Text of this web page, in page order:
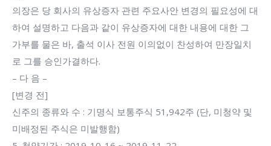
의장은 당 회사의 유상증자 관련 주요사안 변경의 필요성에 대
하여 설명하고 다음과 같이 유상증자에 대한 내용에 대한 그
가부를 물은 바, 출석 이사 전원 이의없이 찬성하여 만장일치
로 그를 승인가결하다.
– 다 음 –
[변경 전]
신주의 종류와 수 : 기명식 보통주식 51,942주 (단, 미청약 및
미배정된 주식은 미발행함)